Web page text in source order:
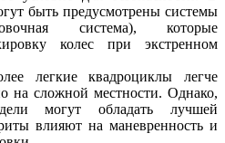
быть предусмотрены системы
система), которые
колес при экстренном
легкие квадроциклы легче
на сложной местности. Однако,
могут обладать лучшей
влияют на маневренность и